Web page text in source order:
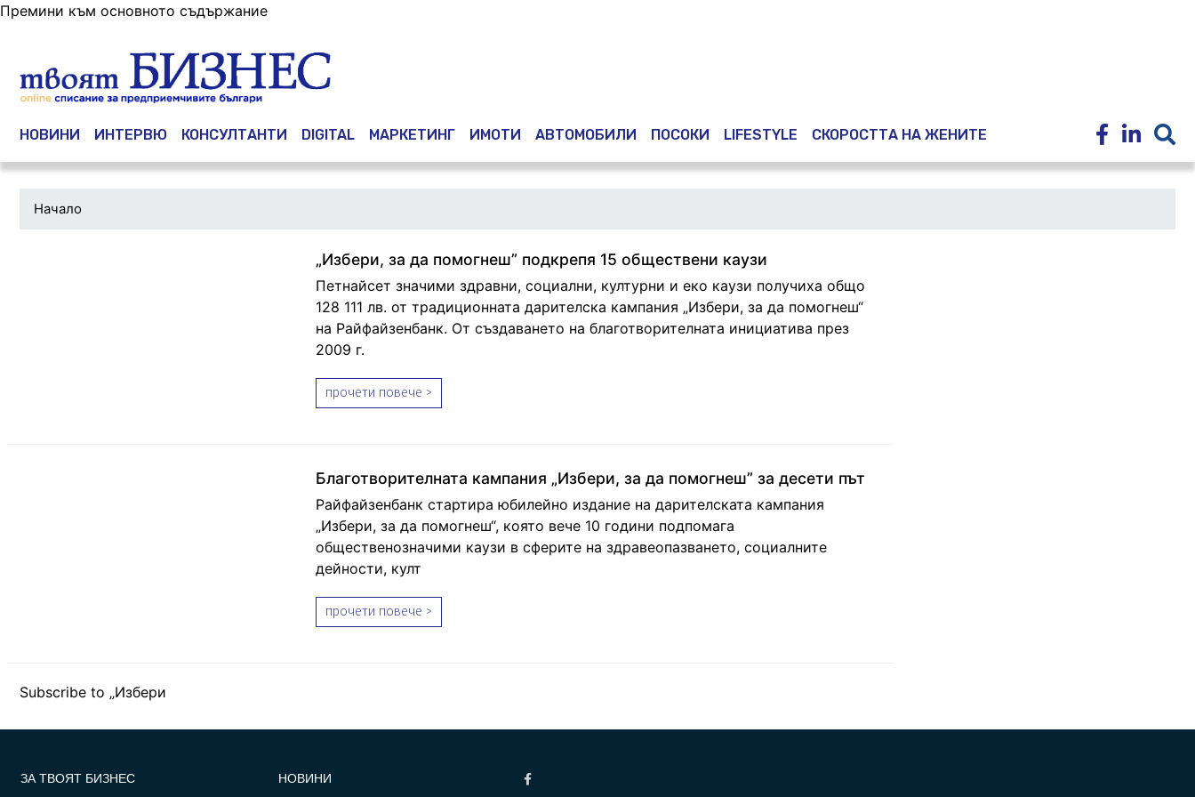
Премини към основното съдържание
Main navigation
НОВИНИ ИНТЕРВЮ КОНСУЛТАНТИ DIGITAL МАРКЕТИНГ ИМОТИ АВТОМОБИЛИ ПОСОКИ LIFESTYLE СКОРОСТТА НА ЖЕНИТЕ
Начало
„Избери, за да помогнеш” подкрепя 15 обществени каузи
Петнайсет значими здравни, социални, културни и еко каузи получиха общо
128 111 лв. от традиционната дарителска кампания „Избери, за да помогнеш“
на Райфайзенбанк. От създаването на благотворителната инициатива през
2009 г.
прочети повече >
Благотворителната кампания „Избери, за да помогнеш” за десети път
Райфайзенбанк стартира юбилейно издание на дарителската кампания
„Избери, за да помогнеш“, която вече 10 години подпомага
общественозначими каузи в сферите на здравеопазването, социалните
дейности, култ
прочети повече >
Subscribe to „Избери
ЗА ТВОЯТ БИЗНЕС НОВИНИ